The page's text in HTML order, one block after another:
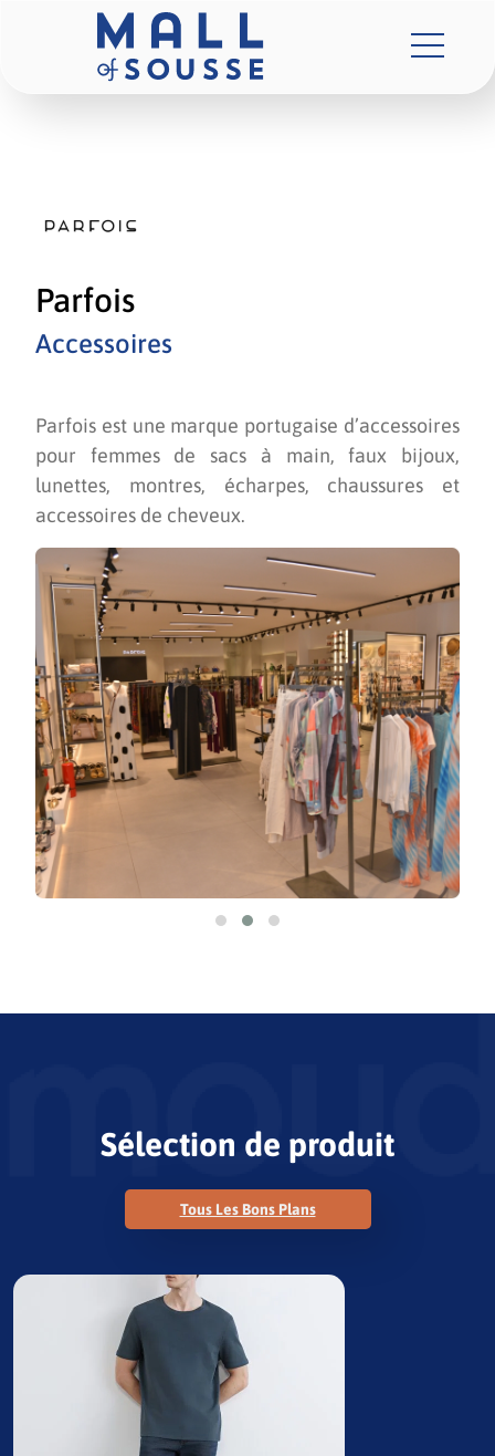
Parfois
Accessoires
Parfois est une marque portugaise d’accessoires
pour femmes de sacs à main, faux bijoux,
lunettes, montres, écharpes, chaussures et
accessoires de cheveux.
Sélection de produit
Tous Les Bons Plans